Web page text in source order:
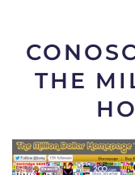
THE